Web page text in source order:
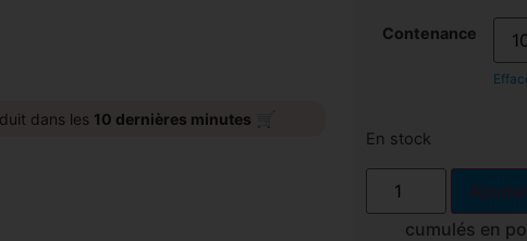
dans les 10 dernières minutes 🛒
Contenance
En stock
cumulés en